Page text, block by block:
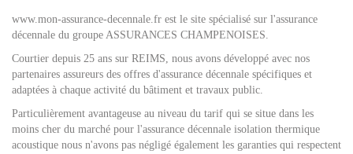
www.mon-assurance-decennale.fr est le site spécialisé sur l'assurance
décennale du groupe ASSURANCES CHAMPENOISES.
Courtier depuis 25 ans sur REIMS, nous avons développé avec nos
partenaires assureurs des offres d'assurance décennale spécifiques et
adaptées à chaque activité du bâtiment et travaux public.
Particulièrement avantageuse au niveau du tarif qui se situe dans les
moins cher du marché pour l'assurance décennale isolation thermique
acoustique nous n'avons pas négligé également les garanties qui respectent